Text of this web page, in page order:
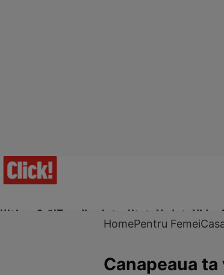
Ultima Oră!Trending Actualitate Vedete Video
HomePentru Femei
Canapeaua